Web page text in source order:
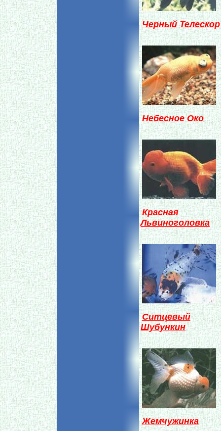
Черный Телескор
Небесное Око
Красная
Львиноголовка
Ситцевый
Шубункин
Жемчужинка